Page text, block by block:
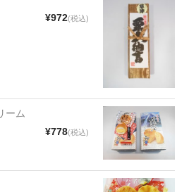
¥972(税込)
ーム
¥778(税込)